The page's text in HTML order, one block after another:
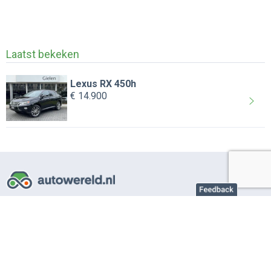
Laatst bekeken
Lexus RX 450h
€ 14.900